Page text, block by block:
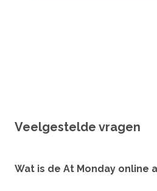
Veelgestelde vragen
Wat is de At Monday online